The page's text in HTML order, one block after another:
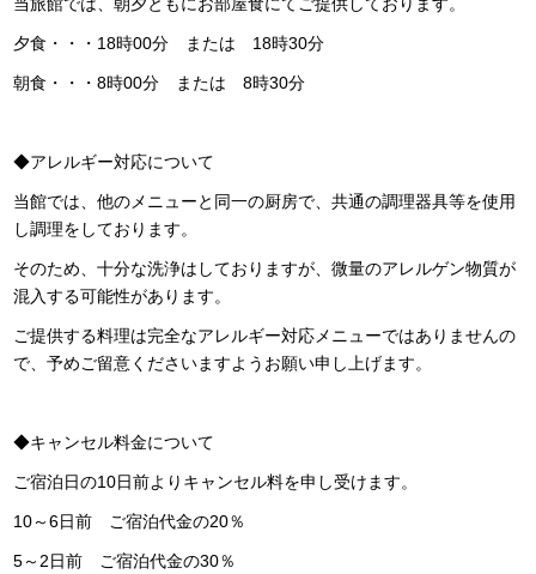
当旅館では、朝夕ともにお部屋食にてご提供しております。
夕食・・・18時00分 または 18時30分
朝食・・・8時00分 または 8時30分
◆アレルギー対応について
当館では、他のメニューと同一の厨房で、共通の調理器具等を使用
し調理をしております。
そのため、十分な洗浄はしておりますが、微量のアレルゲン物質が
混入する可能性があります。
ご提供する料理は完全なアレルギー対応メニューではありませんの
で、予めご留意くださいますようお願い申し上げます。
◆キャンセル料金について
ご宿泊日の10日前よりキャンセル料を申し受けます。
10～6日前 ご宿泊代金の20％
5～2日前 ご宿泊代金の30％